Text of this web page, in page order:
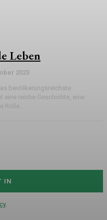
Leben
2023
bevölkerungsreichste
eine reiche Geschichte, eine
IN
.